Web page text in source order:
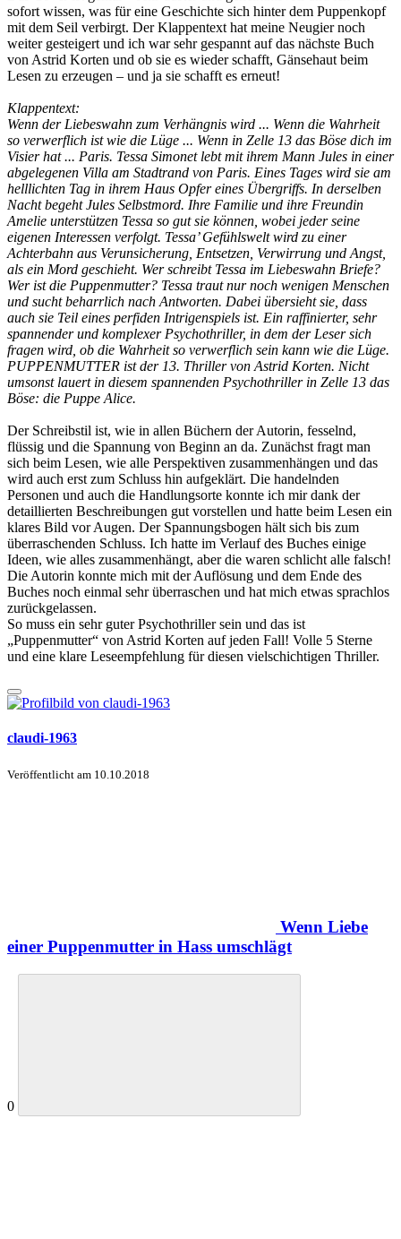
sofort wissen, was für eine Geschichte sich hinter dem Puppenkopf
mit dem Seil verbirgt. Der Klappentext hat meine Neugier noch
weiter gesteigert und ich war sehr gespannt auf das nächste Buch
von Astrid Korten und ob sie es wieder schafft, Gänsehaut beim
Lesen zu erzeugen – und ja sie schafft es erneut!
Klappentext:
Wenn der Liebeswahn zum Verhängnis wird ... Wenn die Wahrheit
so verwerflich ist wie die Lüge ... Wenn in Zelle 13 das Böse dich im
Visier hat ... Paris. Tessa Simonet lebt mit ihrem Mann Jules in einer
abgelegenen Villa am Stadtrand von Paris. Eines Tages wird sie am
helllichten Tag in ihrem Haus Opfer eines Übergriffs. In derselben
Nacht begeht Jules Selbstmord. Ihre Familie und ihre Freundin
Amelie unterstützen Tessa so gut sie können, wobei jeder seine
eigenen Interessen verfolgt. Tessa’ Gefühlswelt wird zu einer
Achterbahn aus Verunsicherung, Entsetzen, Verwirrung und Angst,
als ein Mord geschieht. Wer schreibt Tessa im Liebeswahn Briefe?
Wer ist die Puppenmutter? Tessa traut nur noch wenigen Menschen
und sucht beharrlich nach Antworten. Dabei übersieht sie, dass
auch sie Teil eines perfiden Intrigenspiels ist. Ein raffinierter, sehr
spannender und komplexer Psychothriller, in dem der Leser sich
fragen wird, ob die Wahrheit so verwerflich sein kann wie die Lüge.
PUPPENMUTTER ist der 13. Thriller von Astrid Korten. Nicht
umsonst lauert in diesem spannenden Psychothriller in Zelle 13 das
Böse: die Puppe Alice.
Der Schreibstil ist, wie in allen Büchern der Autorin, fesselnd,
flüssig und die Spannung von Beginn an da. Zunächst fragt man
sich beim Lesen, wie alle Perspektiven zusammenhängen und das
wird auch erst zum Schluss hin aufgeklärt. Die handelnden
Personen und auch die Handlungsorte konnte ich mir dank der
detaillierten Beschreibungen gut vorstellen und hatte beim Lesen ein
klares Bild vor Augen. Der Spannungsbogen hält sich bis zum
überraschenden Schluss. Ich hatte im Verlauf des Buches einige
Ideen, wie alles zusammenhängt, aber die waren schlicht alle falsch!
Die Autorin konnte mich mit der Auflösung und dem Ende des
Buches noch einmal sehr überraschen und hat mich etwas sprachlos
zurückgelassen.
So muss ein sehr guter Psychothriller sein und das ist
„Puppenmutter“ von Astrid Korten auf jeden Fall! Volle 5 Sterne
und eine klare Leseempfehlung für diesen vielschichtigen Thriller.
claudi-1963
Veröffentlicht am 10.10.2018
Wenn Liebe
einer Puppenmutter in Hass umschlägt
0